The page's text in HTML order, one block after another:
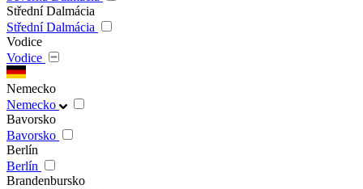
Střední Dalmácia
Střední Dalmácia
Vodice
Vodice
Nemecko
Nemecko
Bavorsko
Bavorsko
Berlín
Berlín
Brandenbursko